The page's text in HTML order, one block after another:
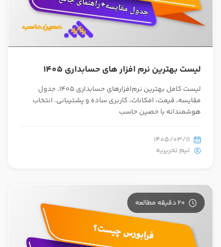
لیست بهترین نرم افزار های حسابداری 1405
لیست کامل بهترین نرم‌افزارهای حسابداری 1405. جدول
مقایسه، قیمت، امکانات، کاربری ساده و پشتیبانی. انتخاب
هوشمندانه با حصین حاسب
1405/03/11
تیم تحریریه
20 دقیقه مطالعه